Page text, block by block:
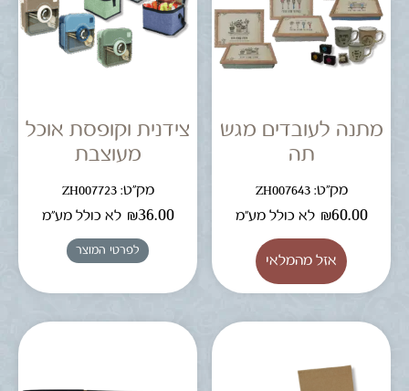
מתנה לעובדים מגש
תה
מק"ט: ZH007643
₪60.00 לא כולל מע"מ
צידנית וקופסת אוכל
מעוצבת
מק"ט: ZH007723
₪36.00 לא כולל מע"מ
לפרטי המוצר